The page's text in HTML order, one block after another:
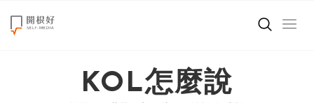
世界在想什麼KOL怎麼說